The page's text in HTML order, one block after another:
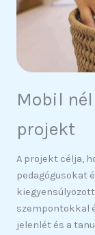
Mobil
projekt
A projekt célja,
pedagógusokat
szempontokkal
jelenlét és a